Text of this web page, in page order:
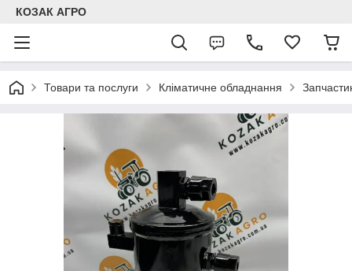
КОЗАК АГРО
Товари та послуги Кліматичне обладнання